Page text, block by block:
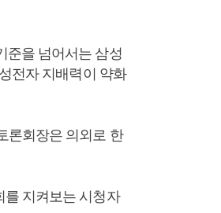
준을 넘어서는 삼성
전자 지배력이 약화
론회장은 의외로 한
를 지켜보는 시청자